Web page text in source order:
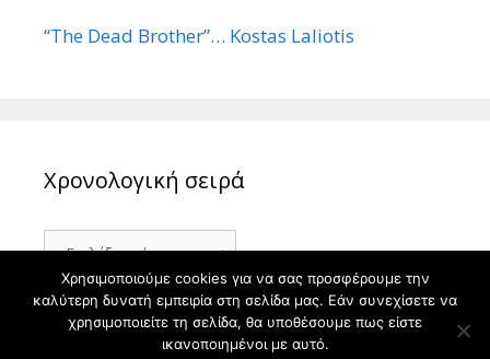
“The Dead Brother”… Kostas Laliotis
Χρονολογική σειρά
Χρονολογική
σειρά
Χρησιμοποιούμε cookies για να σας προσφέρουμε την
καλύτερη δυνατή εμπειρία στη σελίδα μας. Εάν συνεχίσετε να
χρησιμοποιείτε τη σελίδα, θα υποθέσουμε πως είστε
ικανοποιημένοι με αυτό.